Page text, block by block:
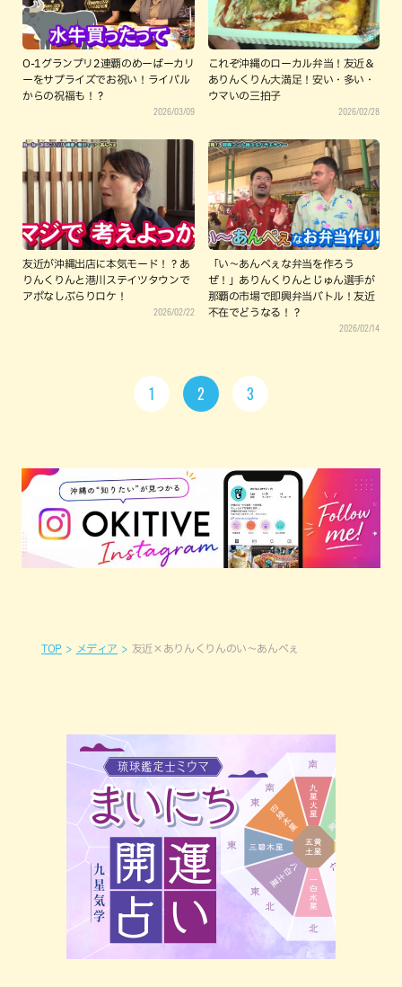
O-1グランプリ2連覇のめーばーカリ
ーをサプライズでお祝い！ライバル
からの祝福も！？
2026/03/09
これぞ沖縄のローカル弁当！友近＆
ありんくりん大満足！安い・多い・
ウマいの三拍子
2026/02/28
友近が沖縄出店に本気モード！？あ
りんくりんと港川ステイツタウンで
アポなしぶらりロケ！
2026/02/22
「い〜あんべぇな弁当を作ろう
ぜ！」ありんくりんとじゅん選手が
那覇の市場で即興弁当バトル！友近
不在でどうなる！？
2026/02/14
1 2 3
TOP メディア 友近×ありんくりんのい～あんべぇ